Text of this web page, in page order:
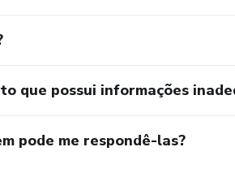
que possui informações
pode me respondê-las?